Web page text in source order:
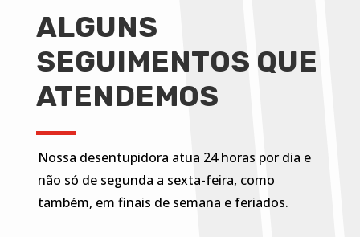
ALGUNS
SEGUIMENTOS QUE
ATENDEMOS
Nossa desentupidora atua 24 horas por dia e
não só de segunda a sexta-feira, como
também, em finais de semana e feriados.